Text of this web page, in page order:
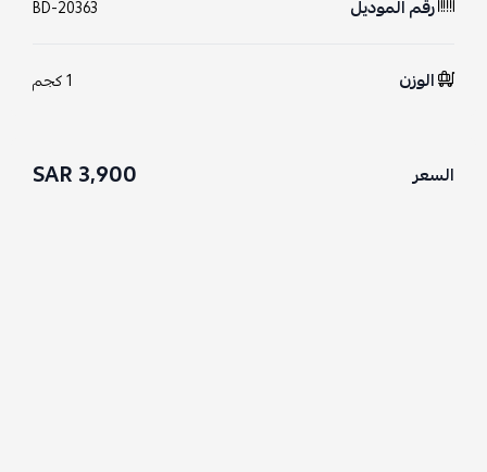
رقم الموديل BD-20363
الوزن 1 كجم
السعر 3,900 SAR